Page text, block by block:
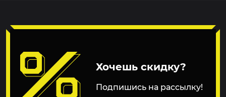
Хочешь скидку?
Подпишись на рассылку!